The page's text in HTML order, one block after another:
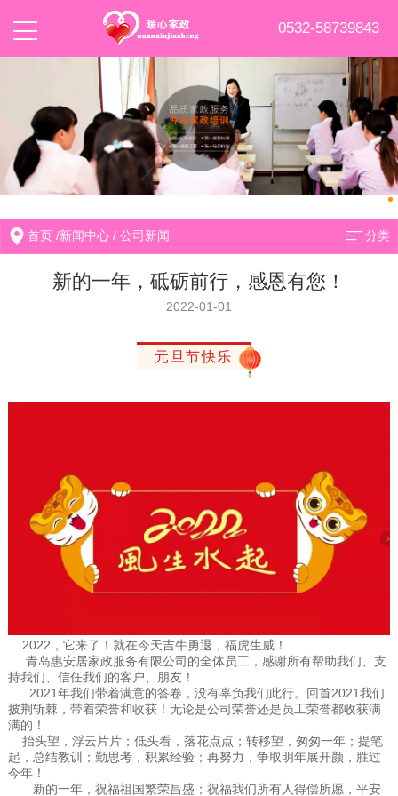
0532-58739843
首页 /新闻中心 /公司新闻 分类
新的一年，砥砺前行，感恩有您！
2022-01-01
元旦节快乐
2022，它来了！就在今天吉牛勇退，福虎生威！
青岛惠安居家政服务有限公司的全体员工，感谢所有帮助我们、支
持我们、信任我们的客户、朋友！
2021年我们带着满意的答卷，没有辜负我们此行。回首2021我们
披荆斩棘，带着荣誉和收获！无论是公司荣誉还是员工荣誉都收获满
满的！
抬头望，浮云片片；低头看，落花点点；转移望，匆匆一年；提笔
起，总结教训；勤思考，积累经验；再努力，争取明年展开颜，胜过
今年！
新的一年，祝福祖国繁荣昌盛；祝福我们所有人得偿所愿，平安